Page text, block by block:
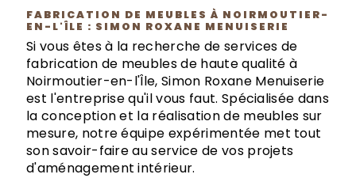
FABRICATION DE MEUBLES À NOIRMOUTIER-
EN-L'ÎLE : SIMON ROXANE MENUISERIE
Si vous êtes à la recherche de services de
fabrication de meubles de haute qualité à
Noirmoutier-en-l'Île, Simon Roxane Menuiserie
est l'entreprise qu'il vous faut. Spécialisée dans
la conception et la réalisation de meubles sur
mesure, notre équipe expérimentée met tout
son savoir-faire au service de vos projets
d'aménagement intérieur.